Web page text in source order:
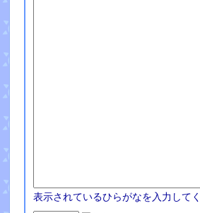
表示されているひらがなを入力して